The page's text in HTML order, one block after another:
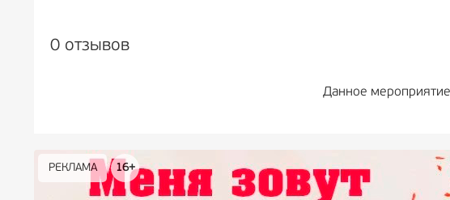
0 отзывов
Данное
РЕКЛАМА 16+
РЕКЛАМА 16+
РЕКЛАМА 12+
РЕКЛАМА
РЕКЛАМА 0+
РЕКЛАМА 18+